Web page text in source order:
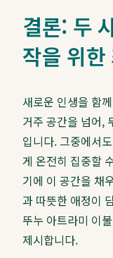
결론: 두
작을 위한
새로운 인생을 함
거주 공간을 넘어,
입니다. 그중에서
게 온전히 집중할
기에 이 공간을 채
과 따뜻한 애정이
뚜누 아트라미 이
제시합니다.